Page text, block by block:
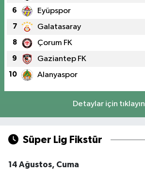
6 Eyüpspor
7 Galatasaray
8 Çorum FK
9 Gaziantep FK
10 Alanyaspor
Detaylar için tıklayın
Süper Lig Fikstür
14 Ağustos, Cuma